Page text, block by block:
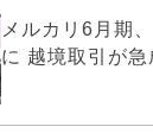
メルカリ6月期
に 越境取引が急